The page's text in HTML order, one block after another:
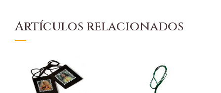
Artículos relacionados